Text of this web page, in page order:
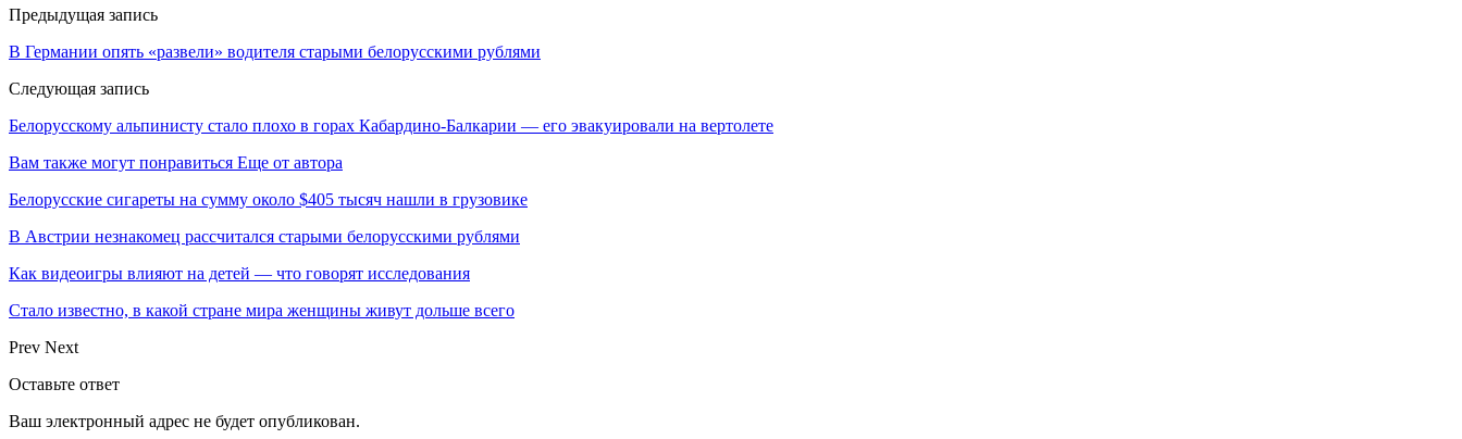
Предыдущая запись
В Германии опять «развели» водителя старыми белорусскими рублями
Следующая запись
Белорусскому альпинисту стало плохо в горах Кабардино-Балкарии — его эвакуировали на вертолете
Вам также могут понравиться Еще от автора
Белорусские сигареты на сумму около $405 тысяч нашли в грузовике
В Австрии незнакомец рассчитался старыми белорусскими рублями
Как видеоигры влияют на детей — что говорят исследования
Стало известно, в какой стране мира женщины живут дольше всего
Prev Next
Оставьте ответ
Ваш электронный адрес не будет опубликован.